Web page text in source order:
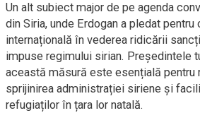
Un alt subiect major de pe agenda
din Siria, unde Erdogan a pledat pentru
internațională în vederea ridicării
impuse regimului sirian. Președintele
această măsură este esențială
sprijinirea administrației siriene și
refugiaților în țara lor natală.